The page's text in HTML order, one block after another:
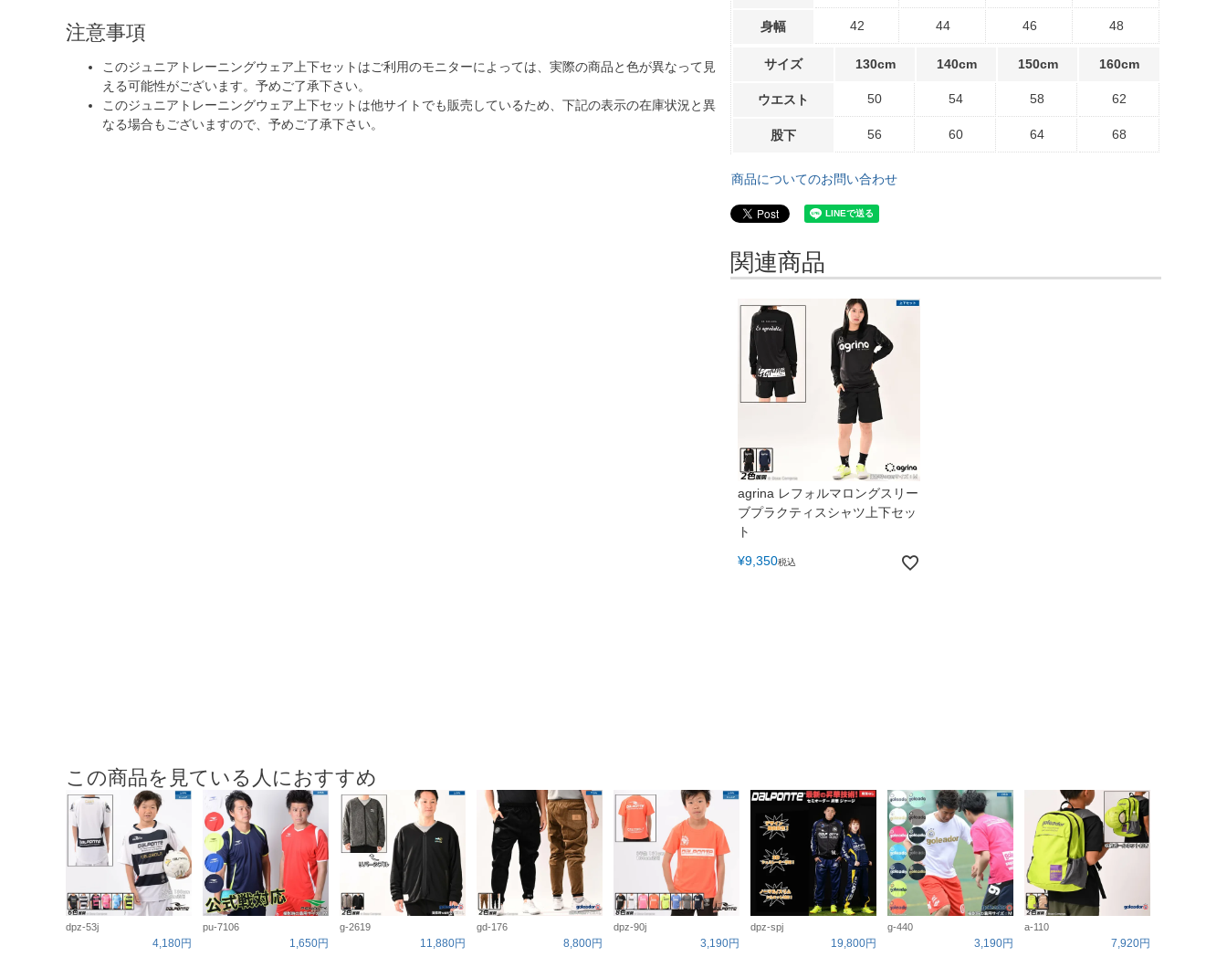
注意事項
このジュニアトレーニングウェア上下セットはご利用のモニターによっては、実際の商品と色が異なって見
える可能性がございます。予めご了承下さい。
このジュニアトレーニングウェア上下セットは他サイトでも販売しているため、下記の表示の在庫状況と異
なる場合もございますので、予めご了承下さい。
身幅 42 44 46 48
サイズ 130cm 140cm 150cm 160cm
ウエスト 50 54 58 62
股下 56 60 64 68
商品についてのお問い合わせ
関連商品
agrina レフォルマロングスリー
ブプラクティスシャツ上下セッ
ト
¥9,350税込
この商品を見ている人におすすめ
dpz-53j
4,180円
pu-7106
1,650円
g-2619
11,880円
gd-176
8,800円
dpz-90j
3,190円
dpz-spj
19,800円
g-440
3,190円
a-110
7,920円